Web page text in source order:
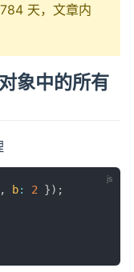
天，文章内
象中的所有
, b: 2 }) ;